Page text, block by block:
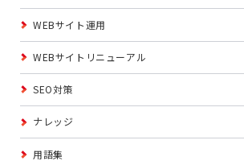
WEBサイト運用
WEBサイトリニューアル
SEO対策
ナレッジ
用語集